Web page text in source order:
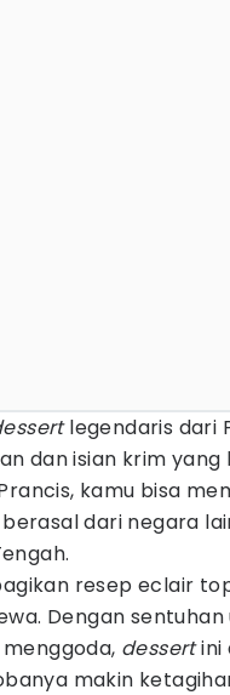
legendaris dari
dan isian krim yang
kamu bisa
dari negara
resep eclair
Dengan
dessertini
makin